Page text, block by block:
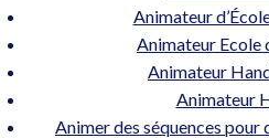
Animateur
Animateur Ecole
Animateur
Animateur
Animer des séquences pour